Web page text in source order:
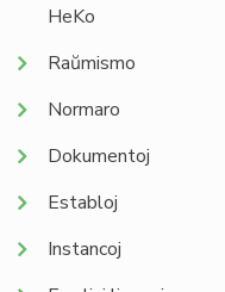
HeKo
Raŭmismo
Normaro
Dokumentoj
Establoj
Instancoj